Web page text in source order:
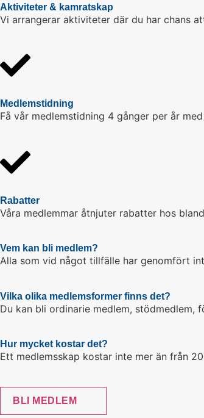
Aktiviteter & kamratskap
Vi arrangerar aktiviteter där du har chans
Medlemstidning
Få vår medlemstidning 4 gånger per år
Rabatter
Våra medlemmar åtnjuter rabatter hos
Vem kan bli medlem?
Alla som vid något tillfälle har genomfört
Vilka olika medlemsformer finns det?
Du kan bli ordinarie medlem, stödmedlem,
Hur mycket kostar det?
Ett medlemsskap kostar inte mer än från
BLI MEDLEM